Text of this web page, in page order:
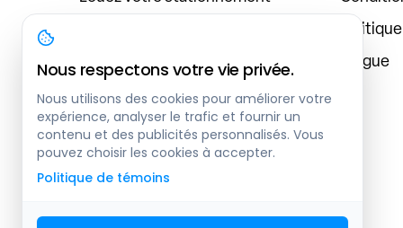
À propos
Blogue
Connexion au tableau de bord
Nous respectons votre vie privée.
Nous utilisons des cookies pour améliorer votre
expérience, analyser le trafic et fournir un
contenu et des publicités personnalisés. Vous
pouvez choisir les cookies à accepter.
Politique de témoins